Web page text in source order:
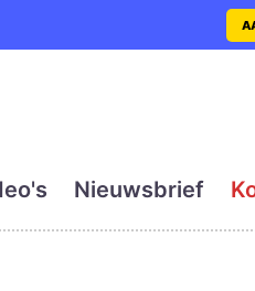
met
Nieuwsbrief